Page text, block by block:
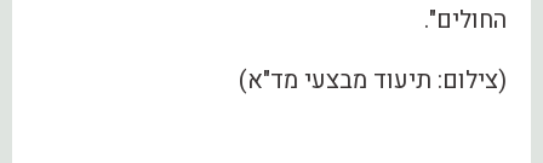
החולים".
(צילום: תיעוד מבצעי מד"א)